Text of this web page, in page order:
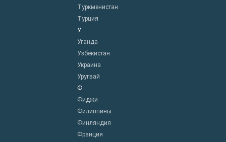
Туркменистан
Турция
У
Уганда
Узбекистан
Украина
Уругвай
Ф
Фиджи
Филиппины
Финляндия
Франция